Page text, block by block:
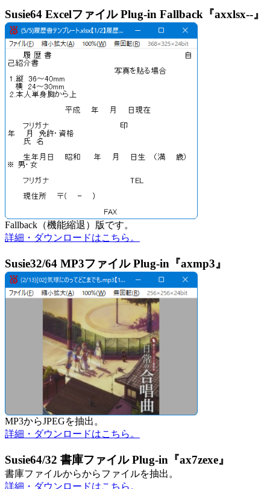
Susie64 Excelファイル Plug-in Fallback『axxlsx--』
Fallback（機能縮退）版です。
詳細・ダウンロードはこちら。
Susie32/64 MP3ファイル Plug-in『axmp3』
MP3からJPEGを抽出。
詳細・ダウンロードはこちら。
Susie64/32 書庫ファイル Plug-in『ax7zexe』
書庫ファイルからからファイルを抽出。
詳細・ダウンロードはこちら。